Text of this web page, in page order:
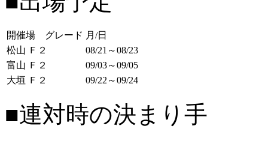
開催場 グレード 月/日
松山 Ｆ２
08/21～08/23
富山 Ｆ２
09/03～09/05
大垣 Ｆ２
09/22～09/24
■連対時の決まり手